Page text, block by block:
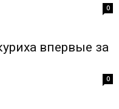
0
впервые за
0